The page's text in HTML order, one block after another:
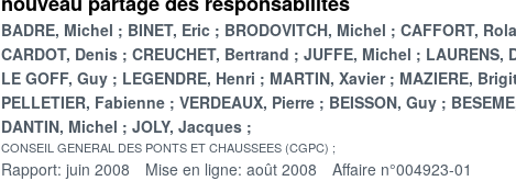
BADRE, Michel BINET, Eric BRODOVITCH, Michel
CAFFORT,
CARDOT, Denis
CREUCHET, Bertrand JUFFE, Michel
LAURENS,
LE GOFF, Guy
LEGENDRE, Henri MARTIN, Xavier
MAZIERE,
PELLETIER, Fabienne
VERDEAUX, Pierre BEISSON, Guy
DANTIN, Michel
JOLY, Jacques
CONSEIL GENERAL DES PONTS ET CHAUSSEES (CGPC)
Rapport: juin 2008 Mise en ligne: août 2008 Affaire n°004923-01